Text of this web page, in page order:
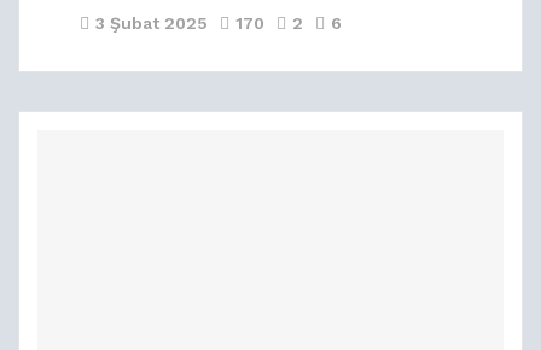
3 Şubat 2025 170 2 6